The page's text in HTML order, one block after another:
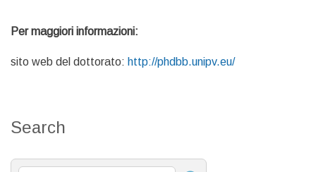
Per maggiori informazioni:
sito web del dottorato: http://phdbb.unipv.eu/
Search